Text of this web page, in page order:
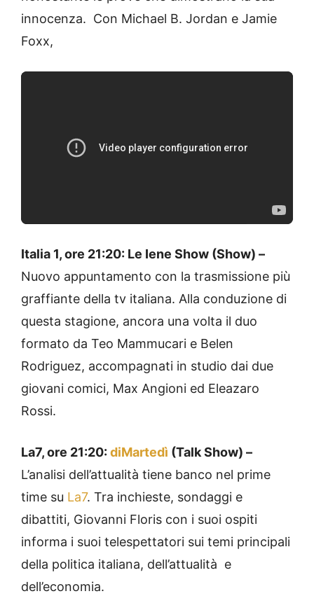
innocenza. Con Michael B. Jordan e Jamie
Foxx,
Italia 1, ore 21:20: Le Iene Show (Show) –
Nuovo appuntamento con la trasmissione più
graffiante della tv italiana. Alla conduzione di
questa stagione, ancora una volta il duo
formato da Teo Mammucari e Belen
Rodriguez, accompagnati in studio dai due
giovani comici, Max Angioni ed Eleazaro
Rossi.
La7, ore 21:20: diMartedì (Talk Show) –
L’analisi dell’attualità tiene banco nel prime
time su La7. Tra inchieste, sondaggi e
dibattiti, Giovanni Floris con i suoi ospiti
informa i suoi telespettatori sui temi principali
della politica italiana, dell’attualità e
dell’economia.